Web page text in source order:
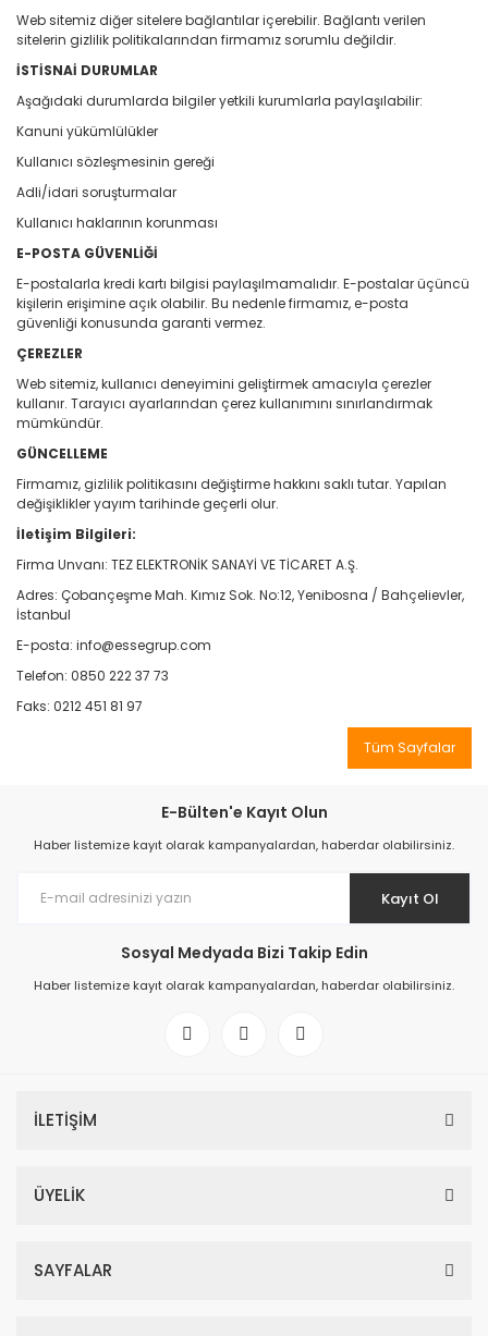
Web sitemiz diğer sitelere bağlantılar içerebilir. Bağlantı verilen
sitelerin gizlilik politikalarından firmamız sorumlu değildir.
İSTİSNAİ DURUMLAR
Aşağıdaki durumlarda bilgiler yetkili kurumlarla paylaşılabilir:
Kanuni yükümlülükler
Kullanıcı sözleşmesinin gereği
Adli/idari soruşturmalar
Kullanıcı haklarının korunması
E-POSTA GÜVENLİĞİ
E-postalarla kredi kartı bilgisi paylaşılmamalıdır. E-postalar üçüncü
kişilerin erişimine açık olabilir. Bu nedenle firmamız, e-posta
güvenliği konusunda garanti vermez.
ÇEREZLER
Web sitemiz, kullanıcı deneyimini geliştirmek amacıyla çerezler
kullanır. Tarayıcı ayarlarından çerez kullanımını sınırlandırmak
mümkündür.
GÜNCELLEME
Firmamız, gizlilik politikasını değiştirme hakkını saklı tutar. Yapılan
değişiklikler yayım tarihinde geçerli olur.
İletişim Bilgileri:
Firma Unvanı: TEZ ELEKTRONİK SANAYİ VE TİCARET A.Ş.
Adres: Çobançeşme Mah. Kımız Sok. No:12, Yenibosna / Bahçelievler,
İstanbul
E-posta: info@essegrup.com
Telefon: 0850 222 37 73
Faks: 0212 451 81 97
Tüm Sayfalar
E-Bülten'e Kayıt Olun
Haber listemize kayıt olarak kampanyalardan, haberdar olabilirsiniz.
Kayıt Ol
Sosyal Medyada Bizi Takip Edin
Haber listemize kayıt olarak kampanyalardan, haberdar olabilirsiniz.
İLETİŞİM
ÜYELİK
SAYFALAR